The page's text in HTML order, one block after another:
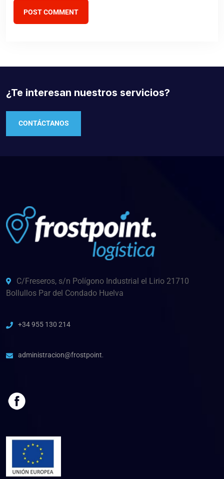
POST COMMENT
¿Te interesan nuestros servicios?
CONTÁCTANOS
C/Freseros, s/n Polígono Industrial el Lirio 21710
Bollullos Par del Condado Huelva
+34 955 130 214
administracion@frostpoint.es